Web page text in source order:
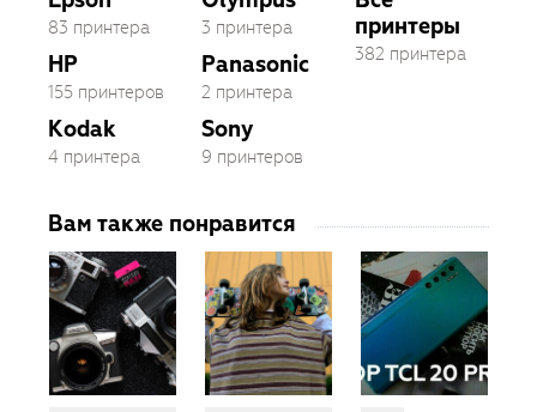
83 принтера
HP
155 принтеров
Kodak
4 принтера
3 принтера
Panasonic
2 принтера
Sony
9 принтеров
принтеры
382 принтера
Вам также понравится